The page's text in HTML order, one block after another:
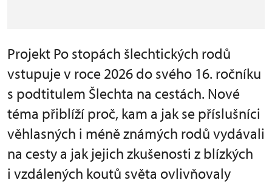
Projekt Po stopách šlechtických rodů
vstupuje v roce 2026 do svého 16. ročníku
s podtitulem Šlechta na cestách. Nové
téma přiblíží proč, kam a jak se příslušníci
věhlasných i méně známých rodů vydávali
na cesty a jak jejich zkušenosti z blízkých
i vzdálených koutů světa ovlivňovaly